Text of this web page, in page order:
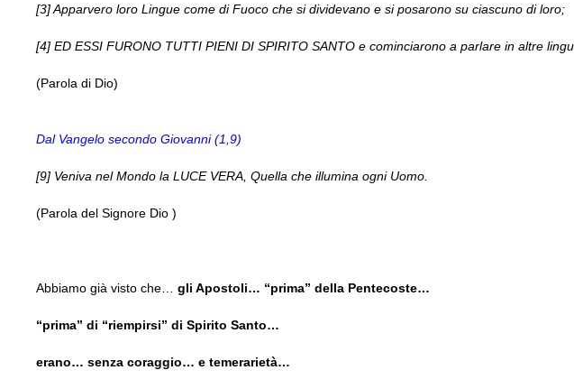
[3] Apparvero loro Lingue come di Fuoco che si dividevano e si posarono su ciascuno di loro;
[4] ED ESSI FURONO TUTTI PIENI DI SPIRITO SANTO e cominciarono a parlare in altre
(Parola di Dio)
Dal Vangelo secondo Giovanni (1,9)
[9] Veniva nel Mondo la LUCE VERA, Quella che illumina ogni Uomo.
(Parola del Signore Dio )
Abbiamo già visto che… gli Apostoli… “prima” della Pentecoste…
“prima” di “riempirsi” di Spirito Santo…
erano… senza coraggio… e temerarietà…